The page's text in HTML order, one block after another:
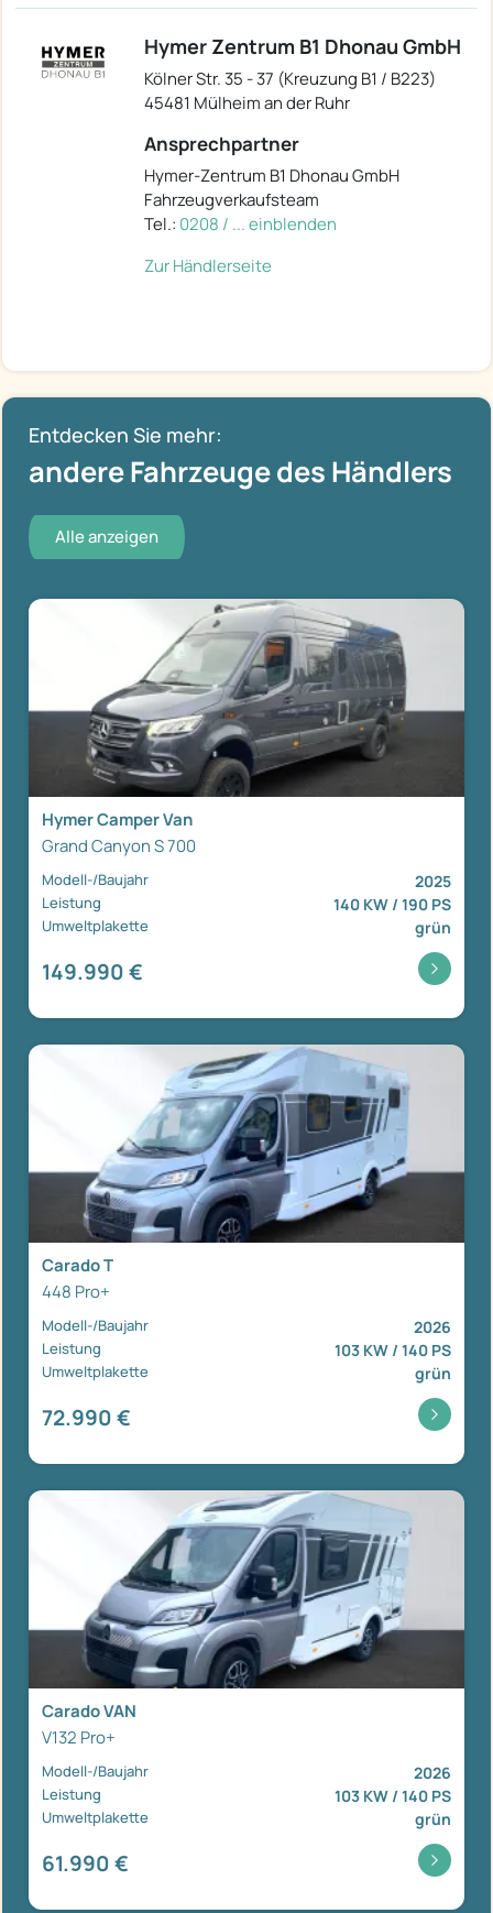
Hymer Zentrum B1 Dhonau GmbH
Kölner Str. 35 - 37 (Kreuzung B1 / B223)
45481 Mülheim an der Ruhr
Ansprechpartner
Hymer-Zentrum B1 Dhonau GmbH
Fahrzeugverkaufsteam
Tel.: 0208 / ... einblenden
Zur Händlerseite
Entdecken Sie mehr:
andere Fahrzeuge des Händlers
Alle anzeigen
Hymer Camper Van
Grand Canyon S 700
Modell-/Baujahr 2025
Leistung 140 KW / 190 PS
Umweltplakette grün
149.990 €
Carado T
448 Pro+
Modell-/Baujahr 2026
Leistung 103 KW / 140 PS
Umweltplakette grün
72.990 €
Carado VAN
V132 Pro+
Modell-/Baujahr 2026
Leistung 103 KW / 140 PS
Umweltplakette grün
61.990 €